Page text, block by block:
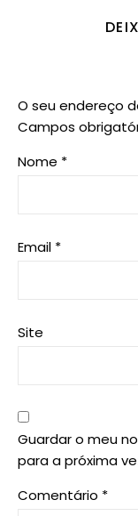
O seu endereço
Campos
Nome *
Email *
Site
Guardar o meu
para a próxima
Comentário *